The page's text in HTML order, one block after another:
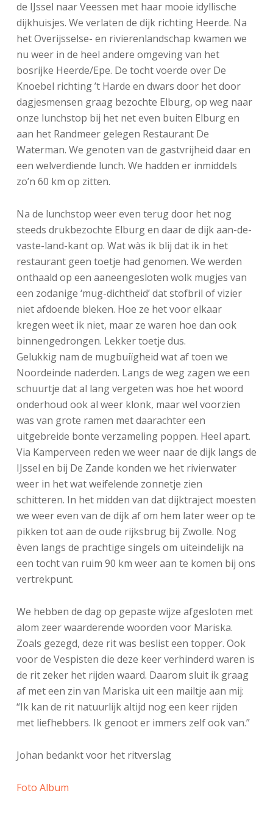
de IJssel naar Veessen met haar mooie idyllische
dijkhuisjes. We verlaten de dijk richting Heerde. Na
het Overijsselse- en rivierenlandschap kwamen we
nu weer in de heel andere omgeving van het
bosrijke Heerde/Epe. De tocht voerde over De
Knoebel richting ’t Harde en dwars door het door
dagjesmensen graag bezochte Elburg, op weg naar
onze lunchstop bij het net even buiten Elburg en
aan het Randmeer gelegen Restaurant De
Waterman. We genoten van de gastvrijheid daar en
een welverdiende lunch. We hadden er inmiddels
zo’n 60 km op zitten.
Na de lunchstop weer even terug door het nog
steeds drukbezochte Elburg en daar de dijk aan-de-
vaste-land-kant op. Wat wàs ik blij dat ik in het
restaurant geen toetje had genomen. We werden
onthaald op een aaneengesloten wolk mugjes van
een zodanige ‘mug-dichtheid’ dat stofbril of vizier
niet afdoende bleken. Hoe ze het voor elkaar
kregen weet ik niet, maar ze waren hoe dan ook
binnengedrongen. Lekker toetje dus.
Gelukkig nam de mugbuiïgheid wat af toen we
Noordeinde naderden. Langs de weg zagen we een
schuurtje dat al lang vergeten was hoe het woord
onderhoud ook al weer klonk, maar wel voorzien
was van grote ramen met daarachter een
uitgebreide bonte verzameling poppen. Heel apart.
Via Kamperveen reden we weer naar de dijk langs de
IJssel en bij De Zande konden we het rivierwater
weer in het wat weifelende zonnetje zien
schitteren. In het midden van dat dijktraject moesten
we weer even van de dijk af om hem later weer op te
pikken tot aan de oude rijksbrug bij Zwolle. Nog
èven langs de prachtige singels om uiteindelijk na
een tocht van ruim 90 km weer aan te komen bij ons
vertrekpunt.
We hebben de dag op gepaste wijze afgesloten met
alom zeer waarderende woorden voor Mariska.
Zoals gezegd, deze rit was beslist een topper. Ook
voor de Vespisten die deze keer verhinderd waren is
de rit zeker het rijden waard. Daarom sluit ik graag
af met een zin van Mariska uit een mailtje aan mij:
“Ik kan de rit natuurlijk altijd nog een keer rijden
met liefhebbers. Ik genoot er immers zelf ook van.”
Johan bedankt voor het ritverslag
Foto Album